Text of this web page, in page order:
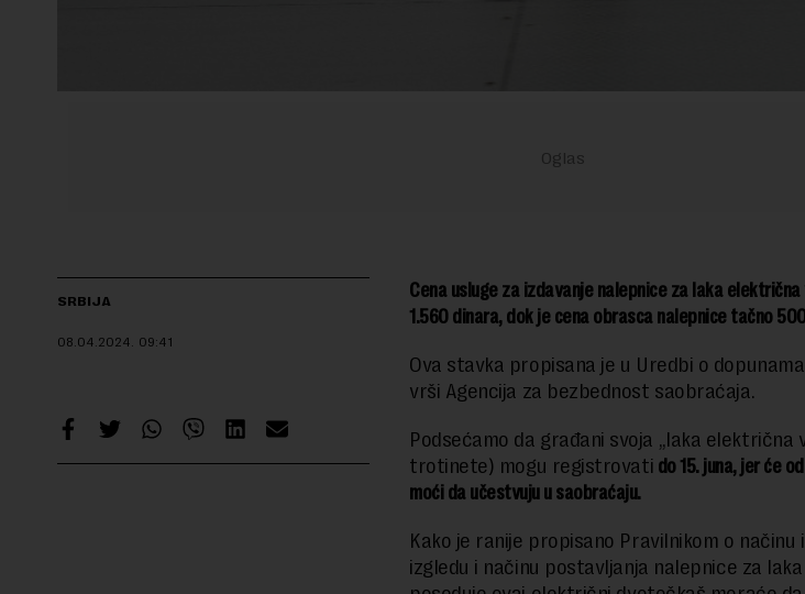
SRBIJA
08.04.2024. 09:41
Cena usluge za izdavanje nalepnice za laka
1.560 dinara, dok je cena obrasca nalepnice tačno
Ova stavka propisana je u Uredbi o
vrši Agencija za bezbednost saobraćaja.
Podsećamo da građani svoja „laka električna
trotinete) mogu registrovati do 15. juna, jer će
moći da učestvuju u saobraćaju.
Kako je ranije propisano Pravilnikom o načinu
izgledu i načinu postavljanja nalepnice za